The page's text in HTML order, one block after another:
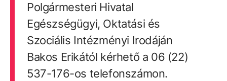
Polgármesteri Hivatal
Egészségügyi, Oktatási és
Szociális Intézményi Irodáján
Bakos Erikától kérhető a 06 (22)
537-176-os telefonszámon.